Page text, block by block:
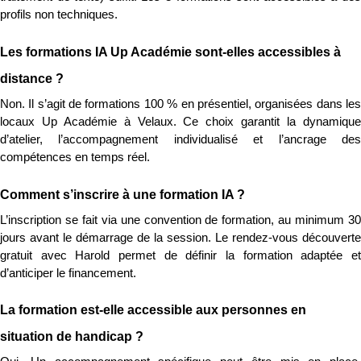
profils non techniques.
Les formations IA Up Académie sont-elles accessibles à
distance ?
Non. Il s’agit de formations 100 % en présentiel, organisées dans les
locaux Up Académie à Velaux. Ce choix garantit la dynamique
d’atelier, l’accompagnement individualisé et l’ancrage des
compétences en temps réel.
Comment s’inscrire à une formation IA ?
L’inscription se fait via une convention de formation, au minimum 30
jours avant le démarrage de la session. Le rendez-vous découverte
gratuit avec Harold permet de définir la formation adaptée et
d’anticiper le financement.
La formation est-elle accessible aux personnes en
situation de handicap ?